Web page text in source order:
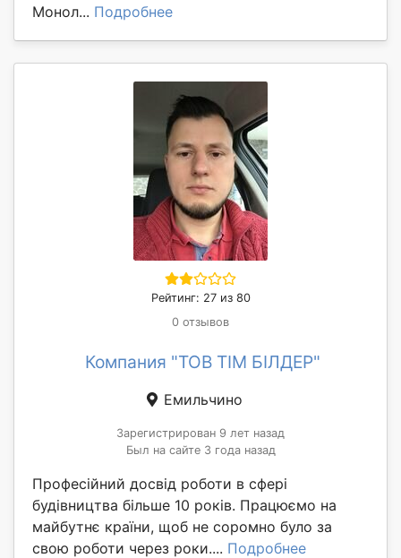
Монол... Подробнее
Рейтинг: 27 из 80
0 отзывов
Компания "ТОВ ТІМ БІЛДЕР"
Емильчино
Зарегистрирован 9 лет назад
Был на сайте 3 года назад
Професійний досвід роботи в сфері
будівництва більше 10 років. Працюємо на
майбутнє країни, щоб не соромно було за
свою роботи через роки.... Подробнее